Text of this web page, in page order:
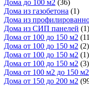
Дома до 100 м2 (36)
Дома из газобетона (1)
Дома из
Дома из СИП панелей (1)
Дома от 100 до 150 м2
Дома от 100 до 150 м2 (2)
Дома от 100 до 150 м2 (1)
Дома от 100 до 150 м2 (3)
Дома от 100 м2 до 150 м2
Дома от 150 до 200 м2